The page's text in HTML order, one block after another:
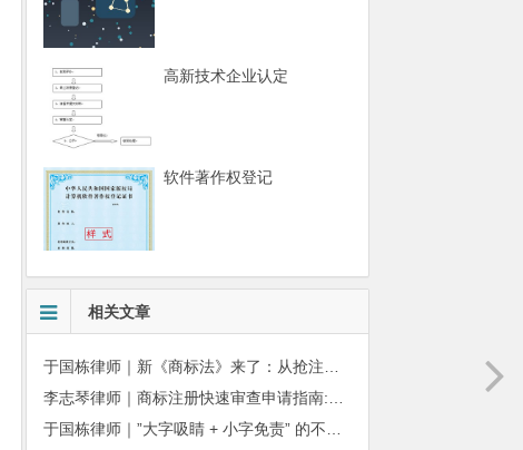
高新技术企业认定
软件著作权登记
相关文章